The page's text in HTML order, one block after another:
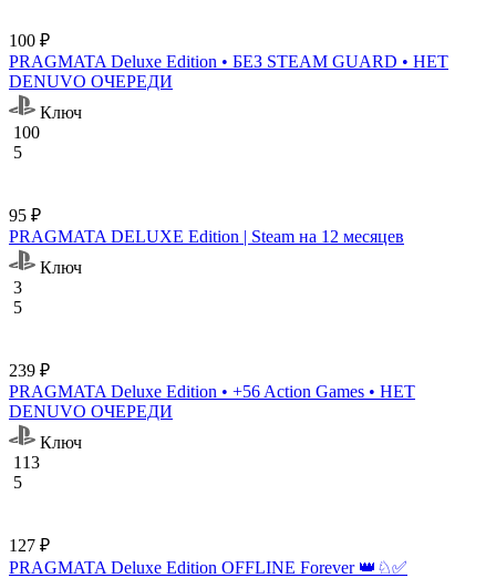
100 ₽
PRAGMATA Deluxe Edition • БЕЗ STEAM GUARD • НЕТ
DENUVO ОЧЕРЕДИ
Ключ
100
5
95 ₽
PRAGMATA DELUXE Edition | Steam на 12 месяцев
Ключ
3
5
239 ₽
PRAGMATA Deluxe Edition • +56 Action Games • НЕТ
DENUVO ОЧЕРЕДИ
Ключ
113
5
127 ₽
PRAGMATA Deluxe Edition OFFLINE Forever 👑♘✅